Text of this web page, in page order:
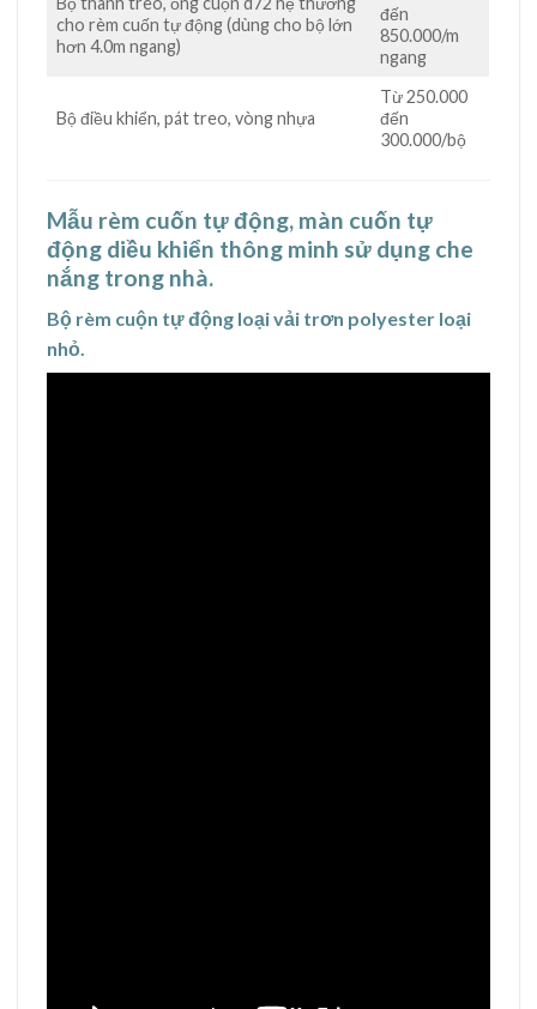
cho rèm cuốn tự động (dùng cho bộ lớn
hơn 4.0m ngang)
đến
850.000/m
ngang
Bộ điều khiển, pát treo, vòng nhựa
Từ 250.000
đến
300.000/bộ
Mẫu rèm cuốn tự động, màn cuốn tự
động diều khiển thông minh sử dụng che
nắng trong nhà.
Bộ rèm cuộn tự động loại vải trơn polyester loại
nhỏ.